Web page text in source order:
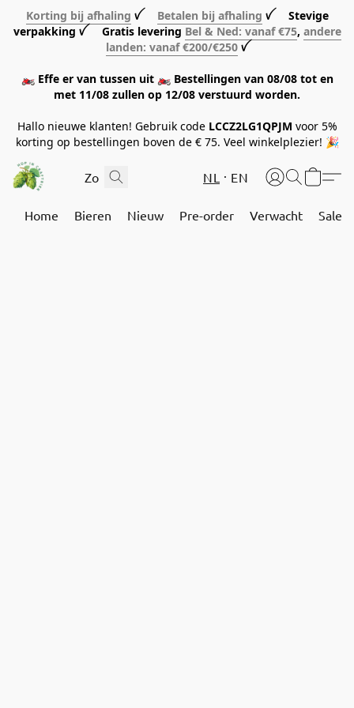
Korting bij afhaling ꪜ Betalen bij afhaling ꪜ Stevige
verpakking ꪜ Gratis levering Bel & Ned: vanaf €75, andere
landen: vanaf €200/€250 ꪜ
🏍️ Effe er van tussen uit 🏍️ Bestellingen van 08/08 tot en
met 11/08 zullen op 12/08 verstuurd worden.
Hallo nieuwe klanten! Gebruik code LCCZ2LG1QPJM voor 5%
korting op bestellingen boven de € 75. Veel winkelplezier! 🎉
NL EN
Home Bieren Nieuw Pre-order Verwacht Sale